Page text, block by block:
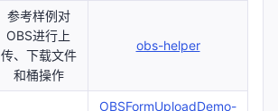
参考样例对
OBS进行上
传、下载文件
和桶操作
obs-helper
OBSFormUploadDemo-